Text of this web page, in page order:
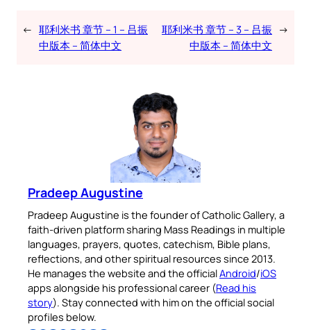
← 耶利米书 章节 – 1 – 吕振
中版本 – 简体中文
耶利米书 章节 – 3 – 吕振
中版本 – 简体中文
→
Pradeep Augustine
Pradeep Augustine is the founder of Catholic Gallery, a
faith-driven platform sharing Mass Readings in multiple
languages, prayers, quotes, catechism, Bible plans,
reflections, and other spiritual resources since 2013.
He manages the website and the officialAndroid/iOS
apps alongside his professional career (Read his
story). Stay connected with him on the official social
profiles below.